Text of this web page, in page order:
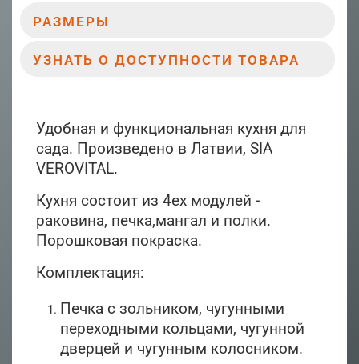
РАЗМЕРЫ
УЗНАТЬ О ДОСТУПНОСТИ ТОВАРА
Удобная и функциональная кухня для
сада. Произведено в Латвии, SIA
VEROVITAL.
Кухня состоит из 4ех модулей -
раковина, печка,мангал и полки.
Порошковая покраска.
Комплектация:
Печка с зольником, чугунными
переходными кольцами, чугунной
дверцей и чугунным колосником.